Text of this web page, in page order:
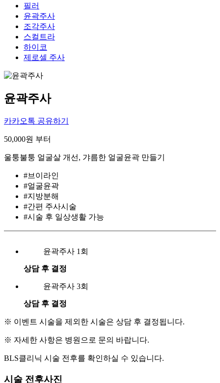
필러
윤곽주사
조각주사
스컬트라
하이코
제로셀 주사
윤곽주사
카카오톡 공유하기
50,000원 부터
울퉁불퉁 얼굴살 개선, 갸름한 얼굴윤곽 만들기
#브이라인
#얼굴윤곽
#지방분해
#간편 주사시술
#시술 후 일상생활 가능
윤곽주사 1회
상담 후 결정
윤곽주사 3회
상담 후 결정
※ 이벤트 시술을 제외한 시술은 상담 후 결정됩니다.
※ 자세한 사항은 병원으로 문의 바랍니다.
BLS클리닉 시술 전후를 확인하실 수 있습니다.
시술 전후사진